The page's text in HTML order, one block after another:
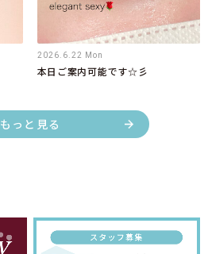
2026.6.22 Mon
本日ご案内可能です☆彡
もっと見る